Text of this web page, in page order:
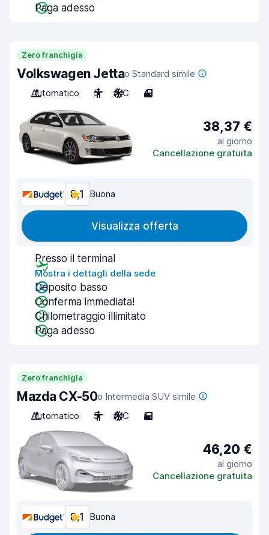
Paga adesso
Zero franchigia
Volkswagen Jettao Standard simile
Automatico
5 A/C 4
38,37 €
al giorno
Cancellazione gratuita
8,1 Buona
Visualizza offerta
Presso il terminal
Mostra i dettagli della sede
Deposito basso
Conferma immediata!
Chilometraggio illimitato
Paga adesso
Zero franchigia
Mazda CX-50o Intermedia SUV simile
Automatico
5 A/C 5
46,20 €
al giorno
Cancellazione gratuita
8,1 Buona